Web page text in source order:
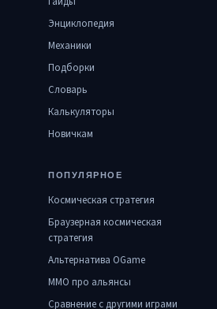
Энциклопедия
Механики
Подборки
Словарь
Калькуляторы
Новичкам
ПОПУЛЯРНОЕ
Космическая стратегия
Браузерная космическая
стратегия
Альтернатива OGame
MMO про альянсы
Сравнение с другими играми